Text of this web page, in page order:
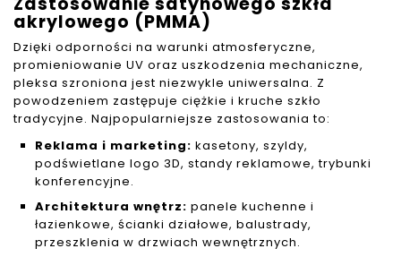
akrylowego (PMMA)
Dzięki odporności na warunki atmosferyczne,
promieniowanie UV oraz uszkodzenia mechaniczne,
pleksa szroniona jest niezwykle uniwersalna. Z
powodzeniem zastępuje ciężkie i kruche szkło
tradycyjne. Najpopularniejsze zastosowania to:
Reklama i marketing: kasetony, szyldy,
podświetlane logo 3D, standy reklamowe, trybunki
konferencyjne.
Architektura wnętrz: panele kuchenne i
łazienkowe, ścianki działowe, balustrady,
przeszklenia w drzwiach wewnętrznych.